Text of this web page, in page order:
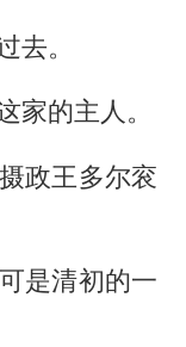
。
家的主人。
政王多尔衮
是清初的一